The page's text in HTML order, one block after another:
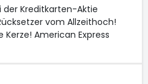
Kreditkarten-Aktie
vom Allzeithoch!
American Express